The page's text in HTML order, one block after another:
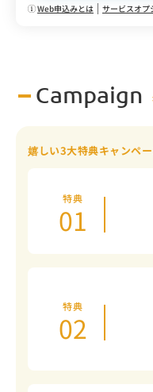
Web申込みとは サービスオプ
Campaign
嬉しい3大特典キャンペ
特典
01
特典
02